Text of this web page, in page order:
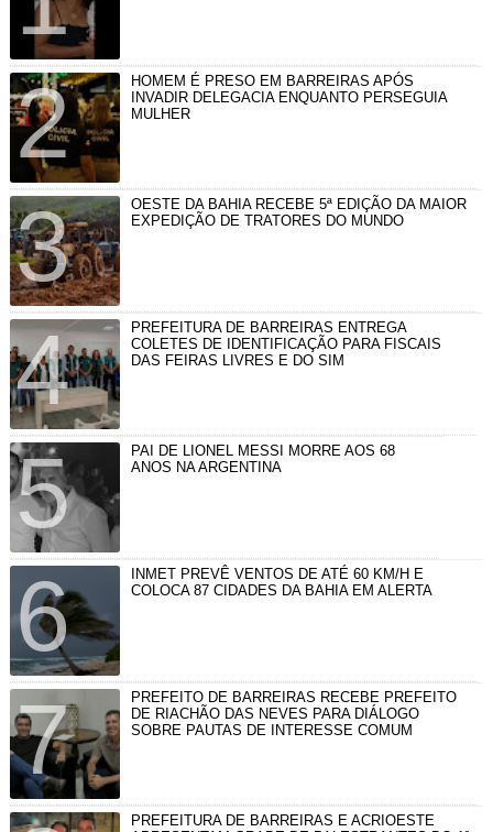
HOMEM É PRESO EM BARREIRAS APÓS
INVADIR DELEGACIA ENQUANTO PERSEGUIA
MULHER
OESTE DA BAHIA RECEBE 5ª EDIÇÃO DA MAIOR
EXPEDIÇÃO DE TRATORES DO MUNDO
PREFEITURA DE BARREIRAS ENTREGA
COLETES DE IDENTIFICAÇÃO PARA FISCAIS
DAS FEIRAS LIVRES E DO SIM
PAI DE LIONEL MESSI MORRE AOS 68
ANOS NA ARGENTINA
INMET PREVÊ VENTOS DE ATÉ 60 KM/H E
COLOCA 87 CIDADES DA BAHIA EM ALERTA
PREFEITO DE BARREIRAS RECEBE PREFEITO
DE RIACHÃO DAS NEVES PARA DIÁLOGO
SOBRE PAUTAS DE INTERESSE COMUM
PREFEITURA DE BARREIRAS E ACRIOESTE